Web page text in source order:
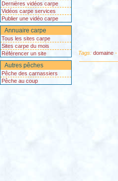
Dernières vidéos carpe
Vidéos carpe services
Publier une vidéo carpe
Annuaire carpe
Tous les sites carpe
Sites carpe du mois
Référencer un site
Autres pêches
Pêche des carnassiers
Pêche au coup
Tags: domaine-